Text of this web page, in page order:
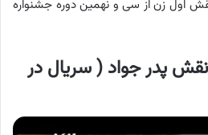
اول زن از سی و نهمین دوره جشنواره
پدر جواد ( سریال در